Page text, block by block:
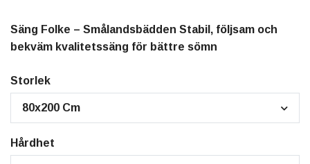
Säng Folke – Smålandsbädden Stabil, följsam och
bekväm kvalitetssäng för bättre sömn
Storlek
80x200 Cm
Hårdhet